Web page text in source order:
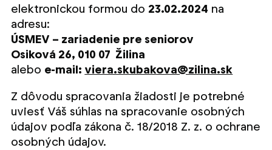
elektronickou formou do 23.02.2024 na
adresu:
ÚSMEV – zariadenie pre seniorov
Osiková 26, 010 07 Žilina
alebo e-mail: viera.skubakova@zilina.sk
Z dôvodu spracovania žiadosti je potrebné
uviesť Váš súhlas na spracovanie osobných
údajov podľa zákona č. 18/2018 Z. z. o ochrane
osobných údajov.